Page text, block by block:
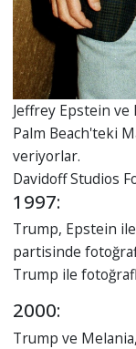
Jeffrey Epstein ve
Palm Beach'teki
veriyorlar.
Davidoff Studios
1997:
Trump, Epstein
partisinde
Trump ile
2000:
Trump ve